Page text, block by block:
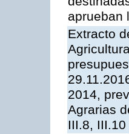
aprueban
Extracto
2014,
Agrarias
III.8,